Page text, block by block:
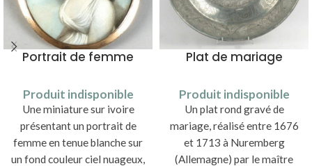
Portrait de femme
Produit indisponible
Une miniature sur ivoire
présentant un portrait de
femme en tenue blanche sur
un fond couleur ciel nuageux,
Plat de mariage
Produit indisponible
Un plat rond gravé de
mariage, réalisé entre 1676
et 1713 à Nuremberg
(Allemagne) par le maître